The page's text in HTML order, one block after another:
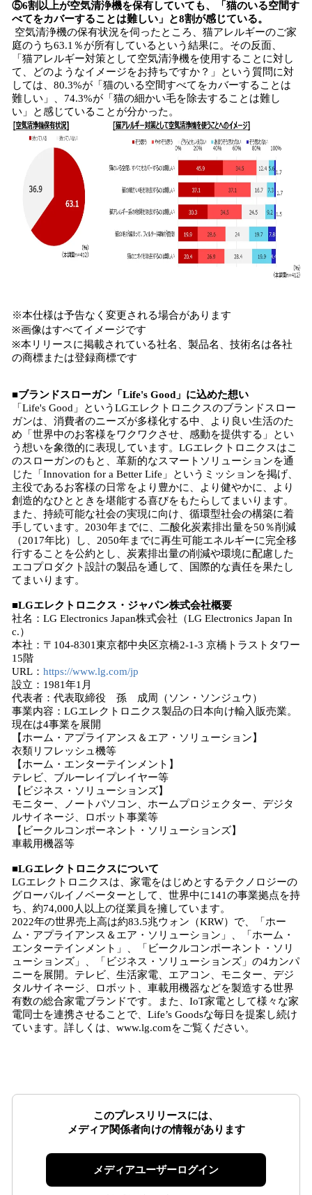
⑤6割以上が空気清浄機を保有していても、「猫のいる空間す
べてをカバーすることは難しい」と8割が感じている。
空気清浄機の保有状況を伺ったところ、猫アレルギーのご家
庭のうち63.1％が所有しているという結果に。その反面、
「猫アレルギー対策として空気清浄機を使用することに対し
て、どのようなイメージをお持ちですか？」という質問に対
しては、80.3%が「猫のいる空間すべてをカバーすることは
難しい」、74.3%が「猫の細かい毛を除去することは難し
い」と感じていることが分かった。
※本仕様は予告なく変更される場合があります
※画像はすべてイメージです
※本リリースに掲載されている社名、製品名、技術名は各社
の商標または登録商標です
■ブランドスローガン「Life's Good」に込めた想い
「Life's Good」というLGエレクトロニクスのブランドスロー
ガンは、消費者のニーズが多様化する中、より良い生活のた
め「世界中のお客様をワクワクさせ、感動を提供する」とい
う想いを象徴的に表現しています。LGエレクトロニクスはこ
のスローガンのもと、革新的なスマートソリューションを通
じた「Innovation for a Better Life」というミッションを掲げ、
主役であるお客様の日常をより豊かに、より健やかに、より
創造的なひとときを堪能する喜びをもたらしてまいります。
また、持続可能な社会の実現に向け、循環型社会の構築に着
手しています。2030年までに、二酸化炭素排出量を50％削減
（2017年比）し、2050年までに再生可能エネルギーに完全移
行することを公約とし、炭素排出量の削減や環境に配慮した
エコプロダクト設計の製品を通して、国際的な責任を果たし
てまいります。
■LGエレクトロニクス・ジャパン株式会社概要
社名：LG Electronics Japan株式会社（LG Electronics Japan In
c.）
本社：〒104-8301東京都中央区京橋2-1-3 京橋トラストタワー
15階
URL： https://www.lg.com/jp
設立：1981年1月
代表者：代表取締役 孫 成周（ソン・ソンジュウ）
事業内容：LGエレクトロニクス製品の日本向け輸入販売業。
現在は4事業を展開
【ホーム・アプライアンス＆エア・ソリューション】
衣類リフレッシュ機等
【ホーム・エンターテインメント】
テレビ、ブルーレイプレイヤー等
【ビジネス・ソリューションズ】
モニター、ノートパソコン、ホームプロジェクター、デジタ
ルサイネージ、ロボット事業等
【ビークルコンポーネント・ソリューションズ】
車載用機器等
■LGエレクトロニクスについて
LGエレクトロニクスは、家電をはじめとするテクノロジーの
グローバルイノベーターとして、世界中に141の事業拠点を持
ち、約74,000人以上の従業員を擁しています。
2022年の世界売上高は約83.5兆ウォン（KRW）で、「ホー
ム・アプライアンス＆エア・ソリューション」、「ホーム・
エンターテインメント」、「ビークルコンポーネント・ソリ
ューションズ」、「ビジネス・ソリューションズ」の4カンパ
ニーを展開。テレビ、生活家電、エアコン、モニター、デジ
タルサイネージ、ロボット、車載用機器などを製造する世界
有数の総合家電ブランドです。また、IoT家電として様々な家
電同士を連携させることで、Life’s Goodsな毎日を提案し続け
ています。詳しくは、www.lg.comをご覧ください。
このプレスリリースには、
メディア関係者向けの情報があります
メディアユーザーログイン